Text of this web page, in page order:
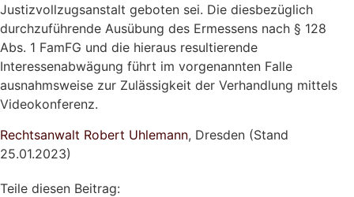
Justizvollzugsanstalt geboten sei. Die diesbezüglich
durchzuführende Ausübung des Ermessens nach § 128
Abs. 1 FamFG und die hieraus resultierende
Interessenabwägung führt im vorgenannten Falle
ausnahmsweise zur Zulässigkeit der Verhandlung mittels
Videokonferenz.
Rechtsanwalt Robert Uhlemann, Dresden (Stand
25.01.2023)
Teile diesen Beitrag: